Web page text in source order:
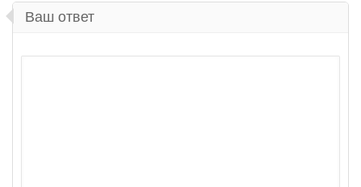
Ваш ответ